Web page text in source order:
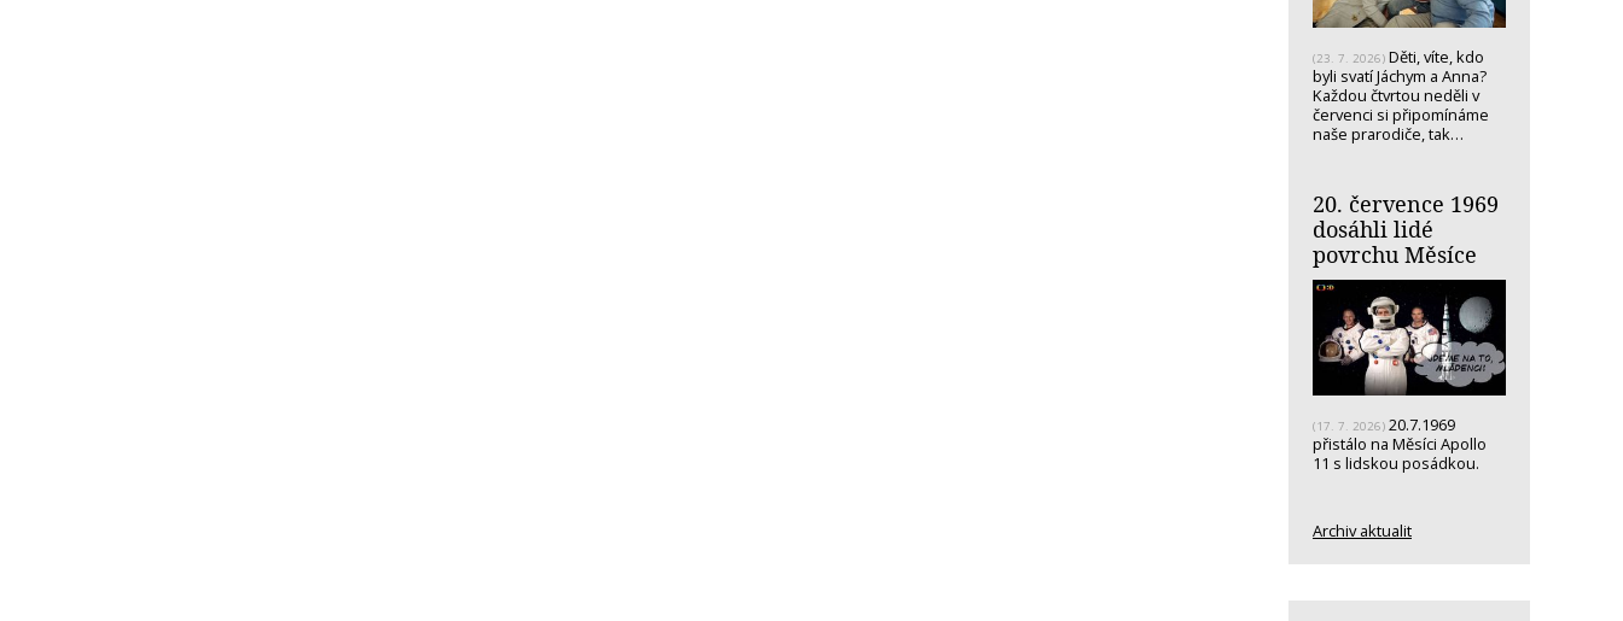
(23. 7. 2026) Děti, víte, kdo
byli svatí Jáchym a Anna?
Každou čtvrtou neděli v
červenci si připomínáme
naše prarodiče, tak…
20. července 1969
dosáhli lidé
povrchu Měsíce
(17. 7. 2026) 20.7.1969
přistálo na Měsíci Apollo
11 s lidskou posádkou.
Archiv aktualit